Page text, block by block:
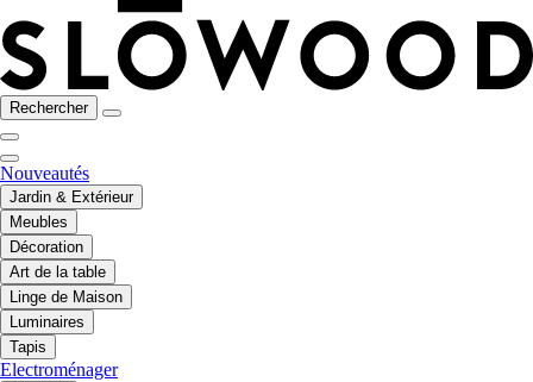
Rechercher
Nouveautés
Jardin & Extérieur
Meubles
Décoration
Art de la table
Linge de Maison
Luminaires
Tapis
Electroménager